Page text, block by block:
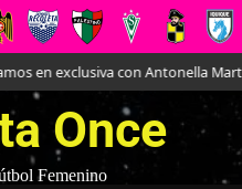
con Antonella Martínez: La joya
Once
Femenino